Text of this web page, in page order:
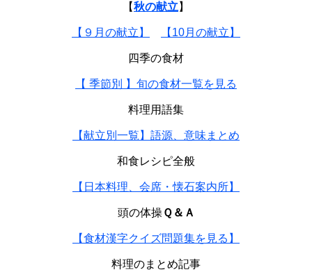
【秋の献立 】
【９月の献立】 【10月の献立】
四季の食材
【 季節別 】旬の食材一覧を見る
料理用語集
【献立別一覧】語源、意味まとめ
和食レシピ全般
【日本料理、会席・懐石案内所】
頭の体操Ｑ＆Ａ
【食材漢字クイズ問題集を見る】
料理のまとめ記事